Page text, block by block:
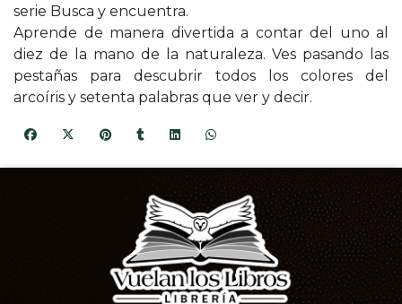
serie Busca y encuentra.
Aprende de manera divertida a contar del uno al
diez de la mano de la naturaleza. Ves pasando las
pestañas para descubrir todos los colores del
arcoíris y setenta palabras que ver y decir.